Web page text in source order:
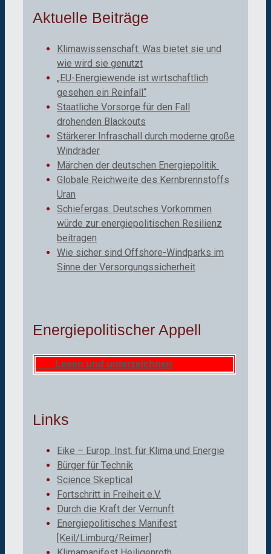
Aktuelle Beiträge
Klimawissenschaft: Was bietet sie und
wie wird sie genutzt
„EU-Energiewende ist wirtschaftlich
gesehen ein Reinfall“
Staatliche Vorsorge für den Fall
drohenden Blackouts
Stärkerer Infraschall durch moderne große
Windräder
Märchen der deutschen Energiepolitik
Globale Reichweite des Kernbrennstoffs
Uran
Schiefergas: Deutsches Vorkommen
würde zur energiepolitischen Resilienz
beitragen
Wie sicher sind Offshore-Windparks im
Sinne der Versorgungssicherheit
Energiepolitischer Appell
Lesen und unterzeichnen
Links
Eike – Europ. Inst. für Klima und Energie
Bürger für Technik
Science Skeptical
Fortschritt in Freiheit e.V.
Durch die Kraft der Vernunft
Energiepolitisches Manifest
[Keil/Limburg/Reimer]